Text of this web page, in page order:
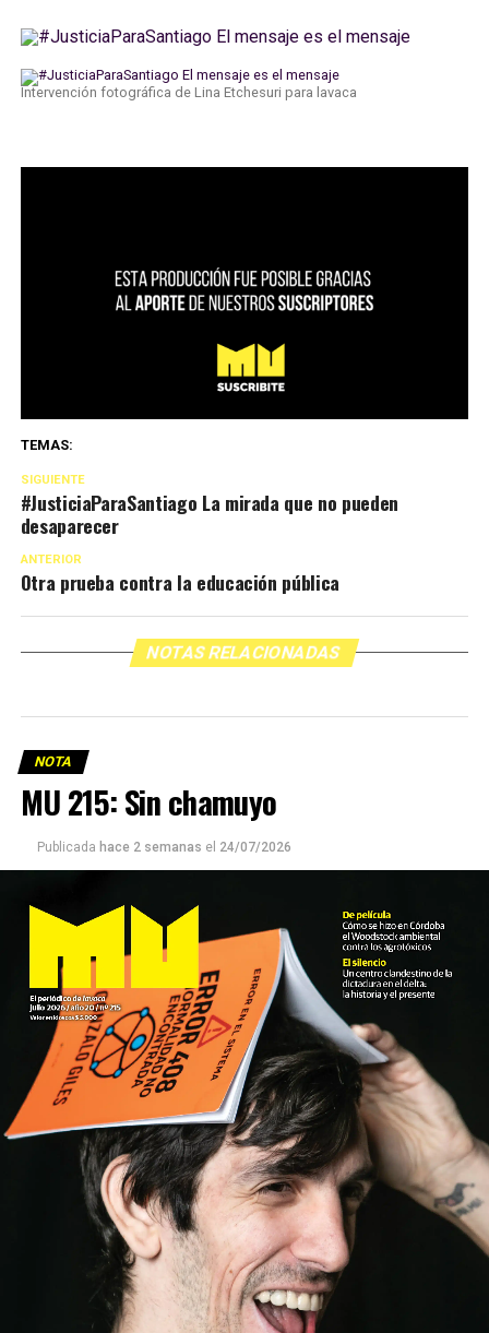
Intervención fotográfica de Lina Etchesuri para lavaca
TEMAS:
SIGUIENTE
#JusticiaParaSantiago La mirada que no pueden
desaparecer
ANTERIOR
Otra prueba contra la educación pública
NOTAS RELACIONADAS
NOTA
MU 215: Sin chamuyo
Publicada hace 2 semanas el 24/07/2026